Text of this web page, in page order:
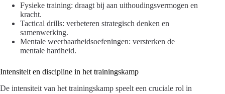
Fysieke training: draagt bij aan uithoudingsvermogen en
kracht.
Tactical drills: verbeteren strategisch denken en
samenwerking.
Mentale weerbaarheidsoefeningen: versterken de
mentale hardheid.
Intensiteit en discipline in het trainingskamp
De intensiteit van het trainingskamp speelt een cruciale rol in